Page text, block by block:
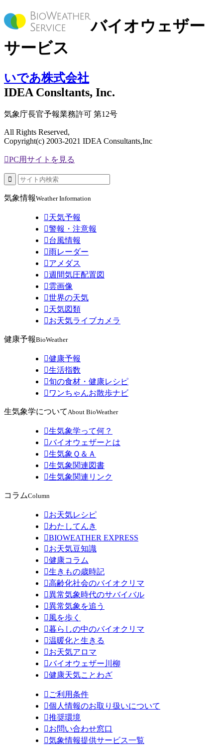
バイオウェザー
サービス
いであ株式会社
IDEA Consltants, Inc.
気象庁長官予報業務許可 第12号
All Rights Reserved,
Copyright(c) 2003-2021 IDEA Consultants,Inc
PC用サイトを見る

気象情報Weather Information
天気予報
警報・注意報
台風情報
雨レーダー
アメダス
週間気圧配置図
雲画像
世界の天気
天気図類
お天気ライブカメラ
健康予報BioWeather
健康予報
生活指数
旬の食材・健康レシピ
 ワンちゃんお散歩ナビ
生気象学について About BioWeather
生気象学って何？
バイオウェザーとは
生気象Ｑ＆Ａ
生気象関連図書
生気象関連リンク
コラムColumn
お天気レシピ
わたしてんき
BIOWEATHER EXPRESS
お天気豆知識
健康コラム
生きもの歳時記
高齢化社会のバイオクリマ
異常気象時代のサバイバル
異常気象を追う
 風を歩く
暮らしの中のバイオクリマ
温暖化と生きる
お天気アロマ
バイオウェザー川柳
健康天気ことわざ
 ご利用条件
個人情報のお取り扱いについて
推奨環境
お問い合わせ窓口
気象情報提供サービス一覧